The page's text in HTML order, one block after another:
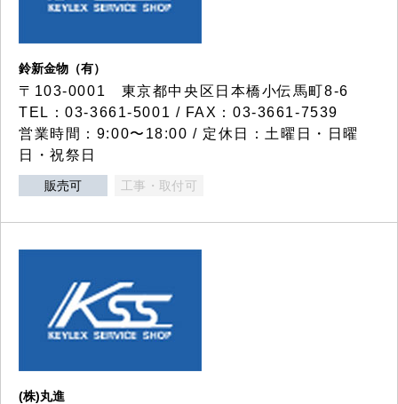
鈴新金物（有）
〒103-0001 東京都中央区日本橋小伝馬町8-6
TEL：03-3661-5001 / FAX：03-3661-7539
営業時間：9:00〜18:00 / 定休日：土曜日・日曜
日・祝祭日
販売可 工事・取付可
(株)丸進